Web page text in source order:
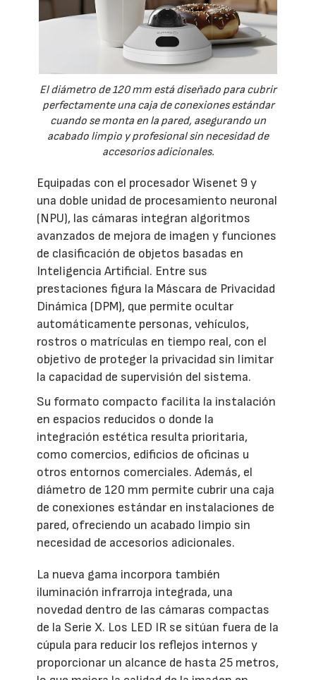
El diámetro de 120 mm está diseñado para cubrir
perfectamente una caja de conexiones estándar
cuando se monta en la pared, asegurando un
acabado limpio y profesional sin necesidad de
accesorios adicionales.
Equipadas con el procesador Wisenet 9 y
una doble unidad de procesamiento neuronal
(NPU), las cámaras integran algoritmos
avanzados de mejora de imagen y funciones
de clasificación de objetos basadas en
Inteligencia Artificial. Entre sus
prestaciones figura la Máscara de Privacidad
Dinámica (DPM), que permite ocultar
automáticamente personas, vehículos,
rostros o matrículas en tiempo real, con el
objetivo de proteger la privacidad sin limitar
la capacidad de supervisión del sistema.
Su formato compacto facilita la instalación
en espacios reducidos o donde la
integración estética resulta prioritaria,
como comercios, edificios de oficinas u
otros entornos comerciales. Además, el
diámetro de 120 mm permite cubrir una caja
de conexiones estándar en instalaciones de
pared, ofreciendo un acabado limpio sin
necesidad de accesorios adicionales.
La nueva gama incorpora también
iluminación infrarroja integrada, una
novedad dentro de las cámaras compactas
de la Serie X. Los LED IR se sitúan fuera de la
cúpula para reducir los reflejos internos y
proporcionar un alcance de hasta 25 metros,